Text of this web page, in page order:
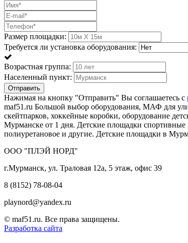
Размер площадки:
Требуется ли установка оборудования:
Возрастная группа:
Населенный пункт:
Отправить
Нажимая на кнопку "Отправить" Вы соглашаетесь с
maf51.ru Большой выбор оборудования, МАФ для
скейтпарков, хоккейные коробки, оборудование
Мурманске от 1 дня. Детские площадки
полиуретановое и другие. Детские площадки в
ООО "ПЛЭЙ НОРД"
г.Мурманск, ул. Траловая 12а, 5 этаж, офис 39
8 (8152) 78-08-04
playnord@yandex.ru
© maf51.ru. Все права защищены.
Разработка сайта